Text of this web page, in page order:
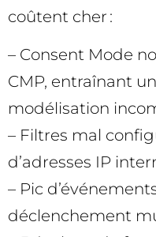
coûtent cher :
– Consent Mode
CMP, entraînant
modélisation
– Filtres mal
d’adresses IP
– Pic
déclenchement